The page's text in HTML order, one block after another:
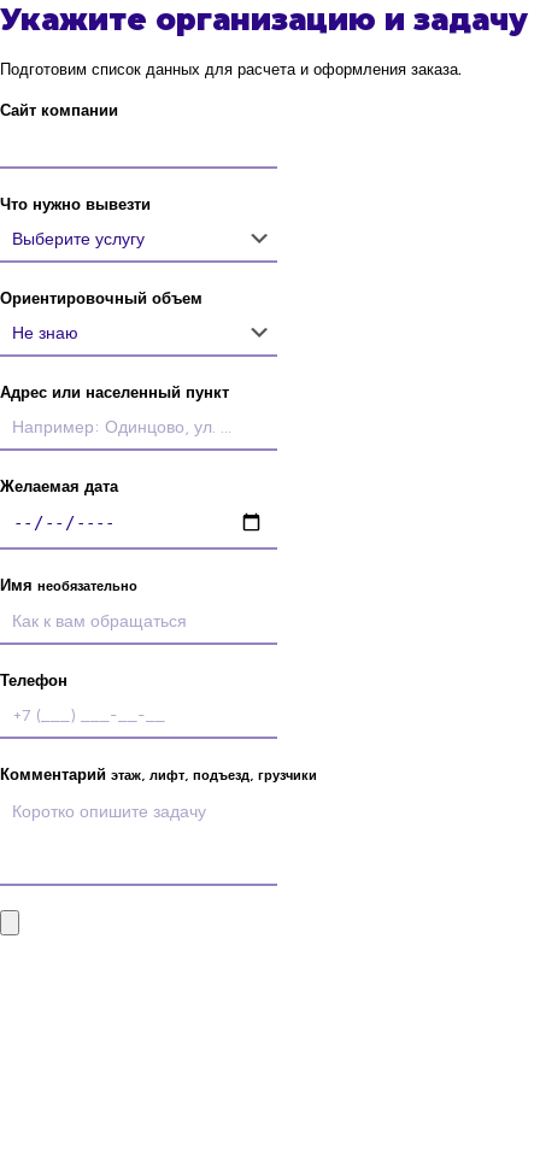
Укажите организацию и задачу
Подготовим список данных для расчета и оформления заказа.
Сайт компании
Что нужно вывезти
Ориентировочный объем
Адрес или населенный пункт
Желаемая дата
Имя необязательно
Телефон
Комментарий этаж, лифт, подъезд, грузчики